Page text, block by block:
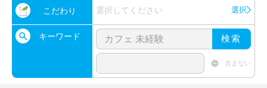
こだわり 選択してください 選択
キーワード 検索
含まない